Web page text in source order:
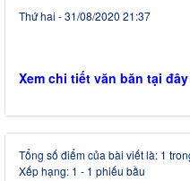
Thứ hai - 31/08/2020 21:37
Xem chi tiết văn băn tại đây
Tổng số điểm của bài viết là: 1
Xếp hạng: 1 - 1 phiếu bầu